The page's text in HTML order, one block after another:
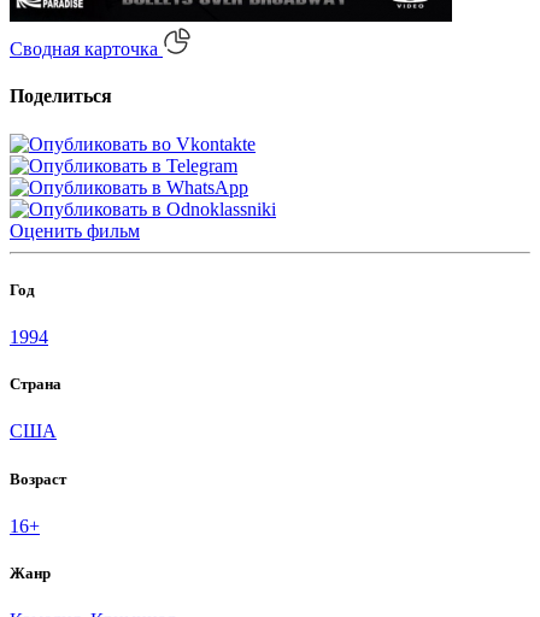
Сводная карточка
Поделиться
Оценить фильм
Год
1994
Страна
США
Возраст
16+
Жанр